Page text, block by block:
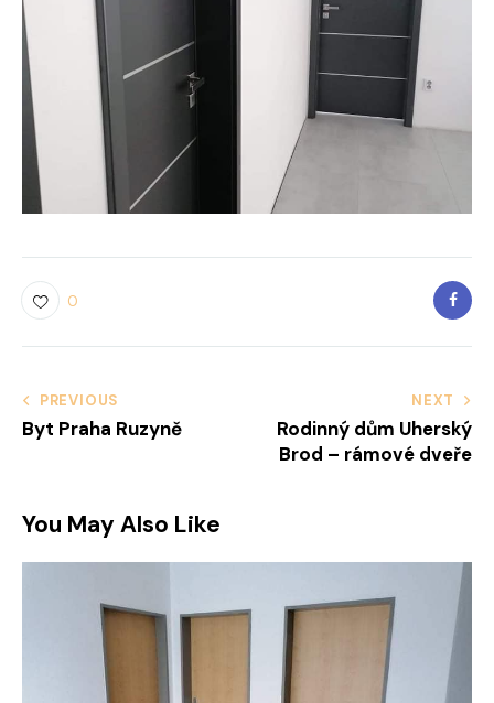
0
Navigace
pro
PREVIOUS
Byt Praha Ruzyně
NEXT
Rodinný dům Uherský
Brod – rámové dveře
You May Also Like